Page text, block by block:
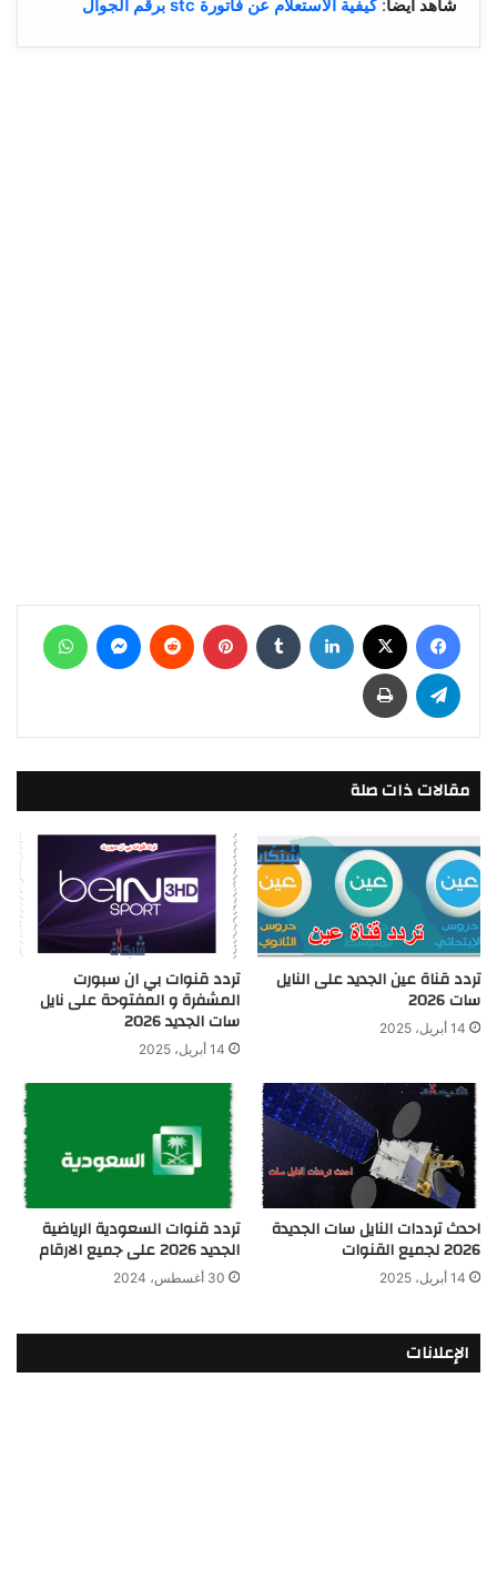
شاهد ايضا: كيفية الاستعلام عن فاتورة stc برقم الجوال
فيسبوك لينكدإن بينتيريست ماسنجر
تيلقرام طباعة
مقالات ذات صلة
تردد قناة عين الجديد على النايل
سات 2026
14 أبريل، 2025
تردد قنوات بي ان سبورت
المشفرة و المفتوحة على نايل
سات الجديد 2026
14 أبريل، 2025
احدث ترددات النايل سات الجديدة
2026 لجميع القنوات
14 أبريل، 2025
تردد قنوات السعودية الرياضية
الجديد 2026 على جميع الارقام
30 أغسطس، 2024
الإعلانات